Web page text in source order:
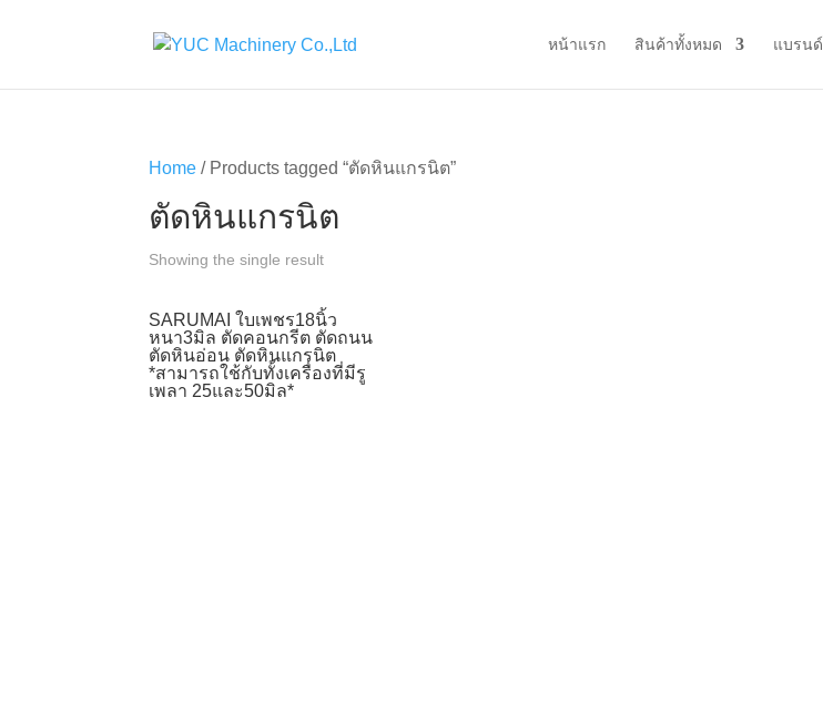
หน้าแรก สินค้าทั้งหมด แบรนด์
Home / Products tagged “ตัดหินแกรนิต”
ตัดหินแกรนิต
Showing the single result
SARUMAI ใบเพชร18นิ้ว
หนา3มิล ตัดคอนกรีต ตัดถนน
ตัดหินอ่อน ตัดหินแกรนิต
*สามารถใช้กับทั้งเครื่องที่มีรู
เพลา 25และ50มิล*